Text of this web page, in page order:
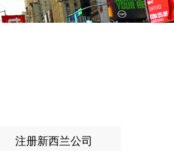
注册新西兰公司